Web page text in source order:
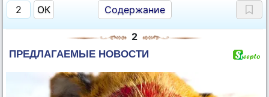
Содержание
2